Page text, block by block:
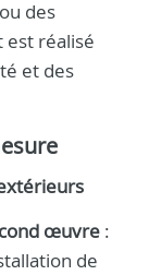
des
est réalisé
et des
œuvre :
de